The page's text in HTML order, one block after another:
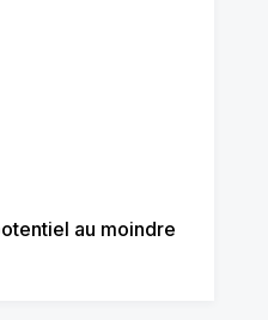
au moindre